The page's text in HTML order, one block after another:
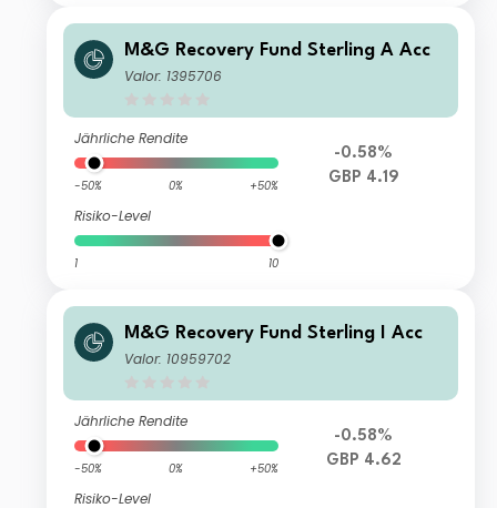
M&G Recovery Fund Sterling A Acc
Valor: 1395706
Jährliche Rendite
-50% 0% +50%
Risiko-Level
1 10
-0.58%
GBP 4.19
M&G Recovery Fund Sterling I Acc
Valor: 10959702
Jährliche Rendite
-50% 0% +50%
Risiko-Level
-0.58%
GBP 4.62